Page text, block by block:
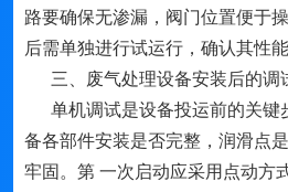
路要确保无渗漏，阀门位置便于
后需单独进行试运行，确认其性
三、废气处理设备安装后的调
单机调试是设备投运前的关键
备各部件安装是否完整，润滑点
牢固。第 一次启动应采用点动方